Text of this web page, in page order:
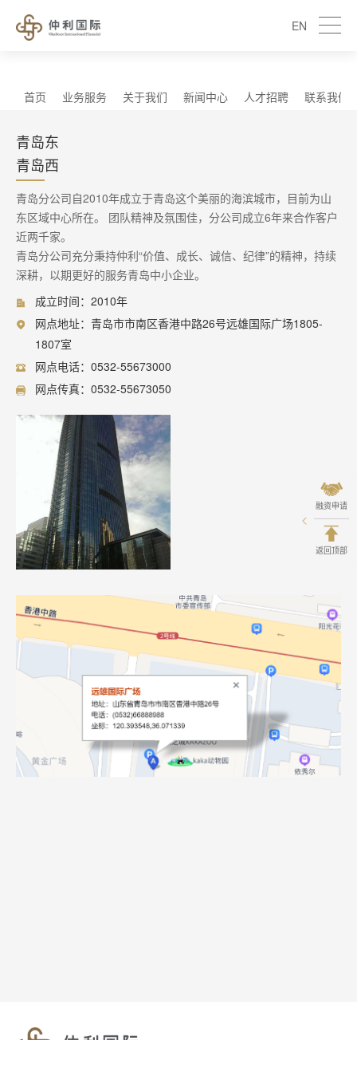
EN
首页 业务服务 关于我们 新闻中心 人才招聘 联系我们
青岛东
青岛西
青岛分公司自2010年成立于青岛这个美丽的海滨城市，目前为山
东区域中心所在。 团队精神及氛围佳，分公司成立6年来合作客户
近两千家。
青岛分公司充分秉持仲利“价值、成长、诚信、纪律”的精神，持续
深耕，以期更好的服务青岛中小企业。
成立时间：2010年
网点地址：青岛市市南区香港中路26号远雄国际广场1805-
1807室
网点电话：0532-55673000
网点传真：0532-55673050
融资申请
返回顶部